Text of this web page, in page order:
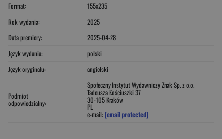
Format:
155x235
Rok wydania:
2025
Data premiery:
2025-04-28
Język wydania:
polski
Język oryginału:
angielski
Podmiot
odpowiedzialny:
Społeczny Instytut Wydawniczy Znak Sp. z o.o.
Tadeusza Kościuszki 37
30-105 Kraków
PL
e-mail: [email protected]